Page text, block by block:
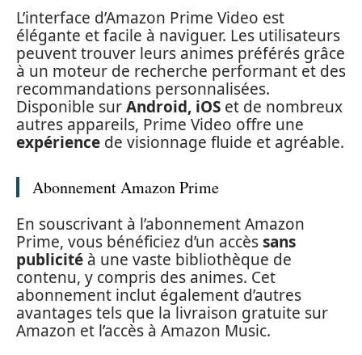
L’interface d’Amazon Prime Video est
élégante et facile à naviguer. Les utilisateurs
peuvent trouver leurs animes préférés grâce
à un moteur de recherche performant et des
recommandations personnalisées.
Disponible surAndroid, iOS et de nombreux
autres appareils, Prime Video offre une
expérience de visionnage fluide et agréable.
Abonnement Amazon Prime
En souscrivant à l’abonnement Amazon
Prime, vous bénéficiez d’un accèssans
publicité à une vaste bibliothèque de
contenu, y compris des animes. Cet
abonnement inclut également d’autres
avantages tels que la livraison gratuite sur
Amazon et l’accès à Amazon Music.